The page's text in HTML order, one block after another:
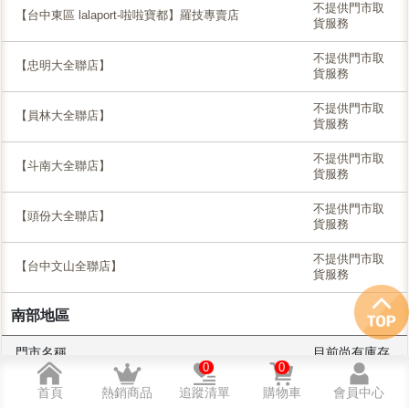
【台中東區 lalaport-啦啦寶都】羅技專賣店
不提供門市取
貨服務
【忠明大全聯店】
不提供門市取
貨服務
【員林大全聯店】
不提供門市取
貨服務
【斗南大全聯店】
不提供門市取
貨服務
【頭份大全聯店】
不提供門市取
貨服務
【台中文山全聯店】
不提供門市取
貨服務
南部地區
門市名稱 目前尚有庫存
【嘉義評好店】1F筆電&電競專賣店
♦無庫存，門市
可接受客訂
首頁 熱銷商品 追蹤清單
0
購物車
0
會員中心